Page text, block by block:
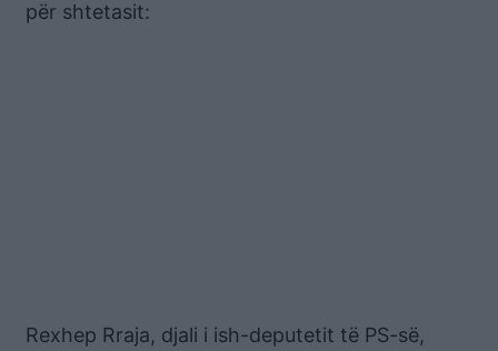
për shtetasit:
Rexhep Rraja, djali i ish-deputetit të PS-së,